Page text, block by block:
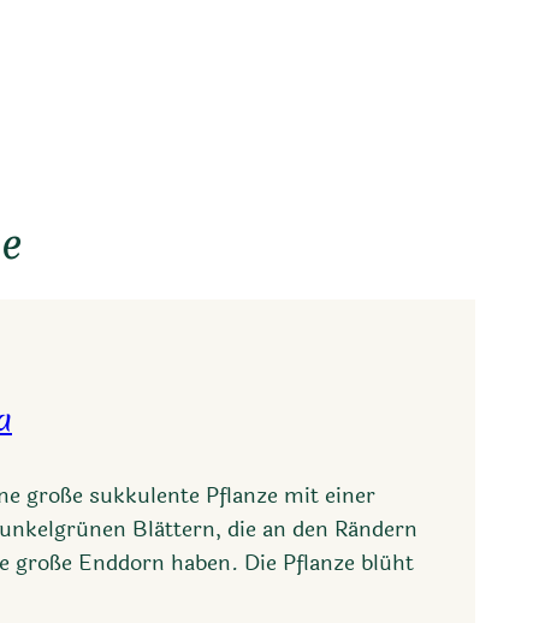
große sukkulente Pflanze mit einer
Blättern, die an den Rändern
große Enddorn haben. Die Pflanze blüht